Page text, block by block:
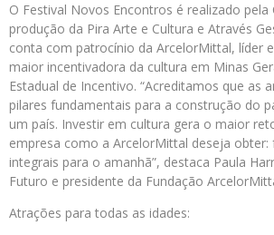
O Festival Novos Encontros é realizado pela
produção da Pira Arte e Cultura e Através
conta com patrocínio da ArcelorMittal, líder
maior incentivadora da cultura em Minas
Estadual de Incentivo. “Acreditamos que as
pilares fundamentais para a construção do
um país. Investir em cultura gera o maior
empresa como a ArcelorMittal deseja obter:
integrais para o amanhã”, destaca Paula
Futuro e presidente da Fundação
Atrações para todas as idades: